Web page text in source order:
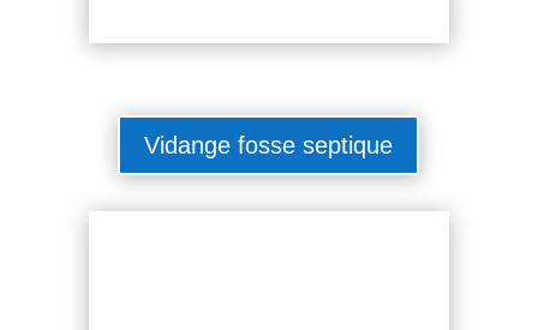
Vidange fosse septique